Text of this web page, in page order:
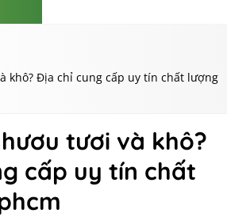
khô? Địa chỉ cung cấp uy tín chất lượng
tươi và khô?
cấp uy tín chất